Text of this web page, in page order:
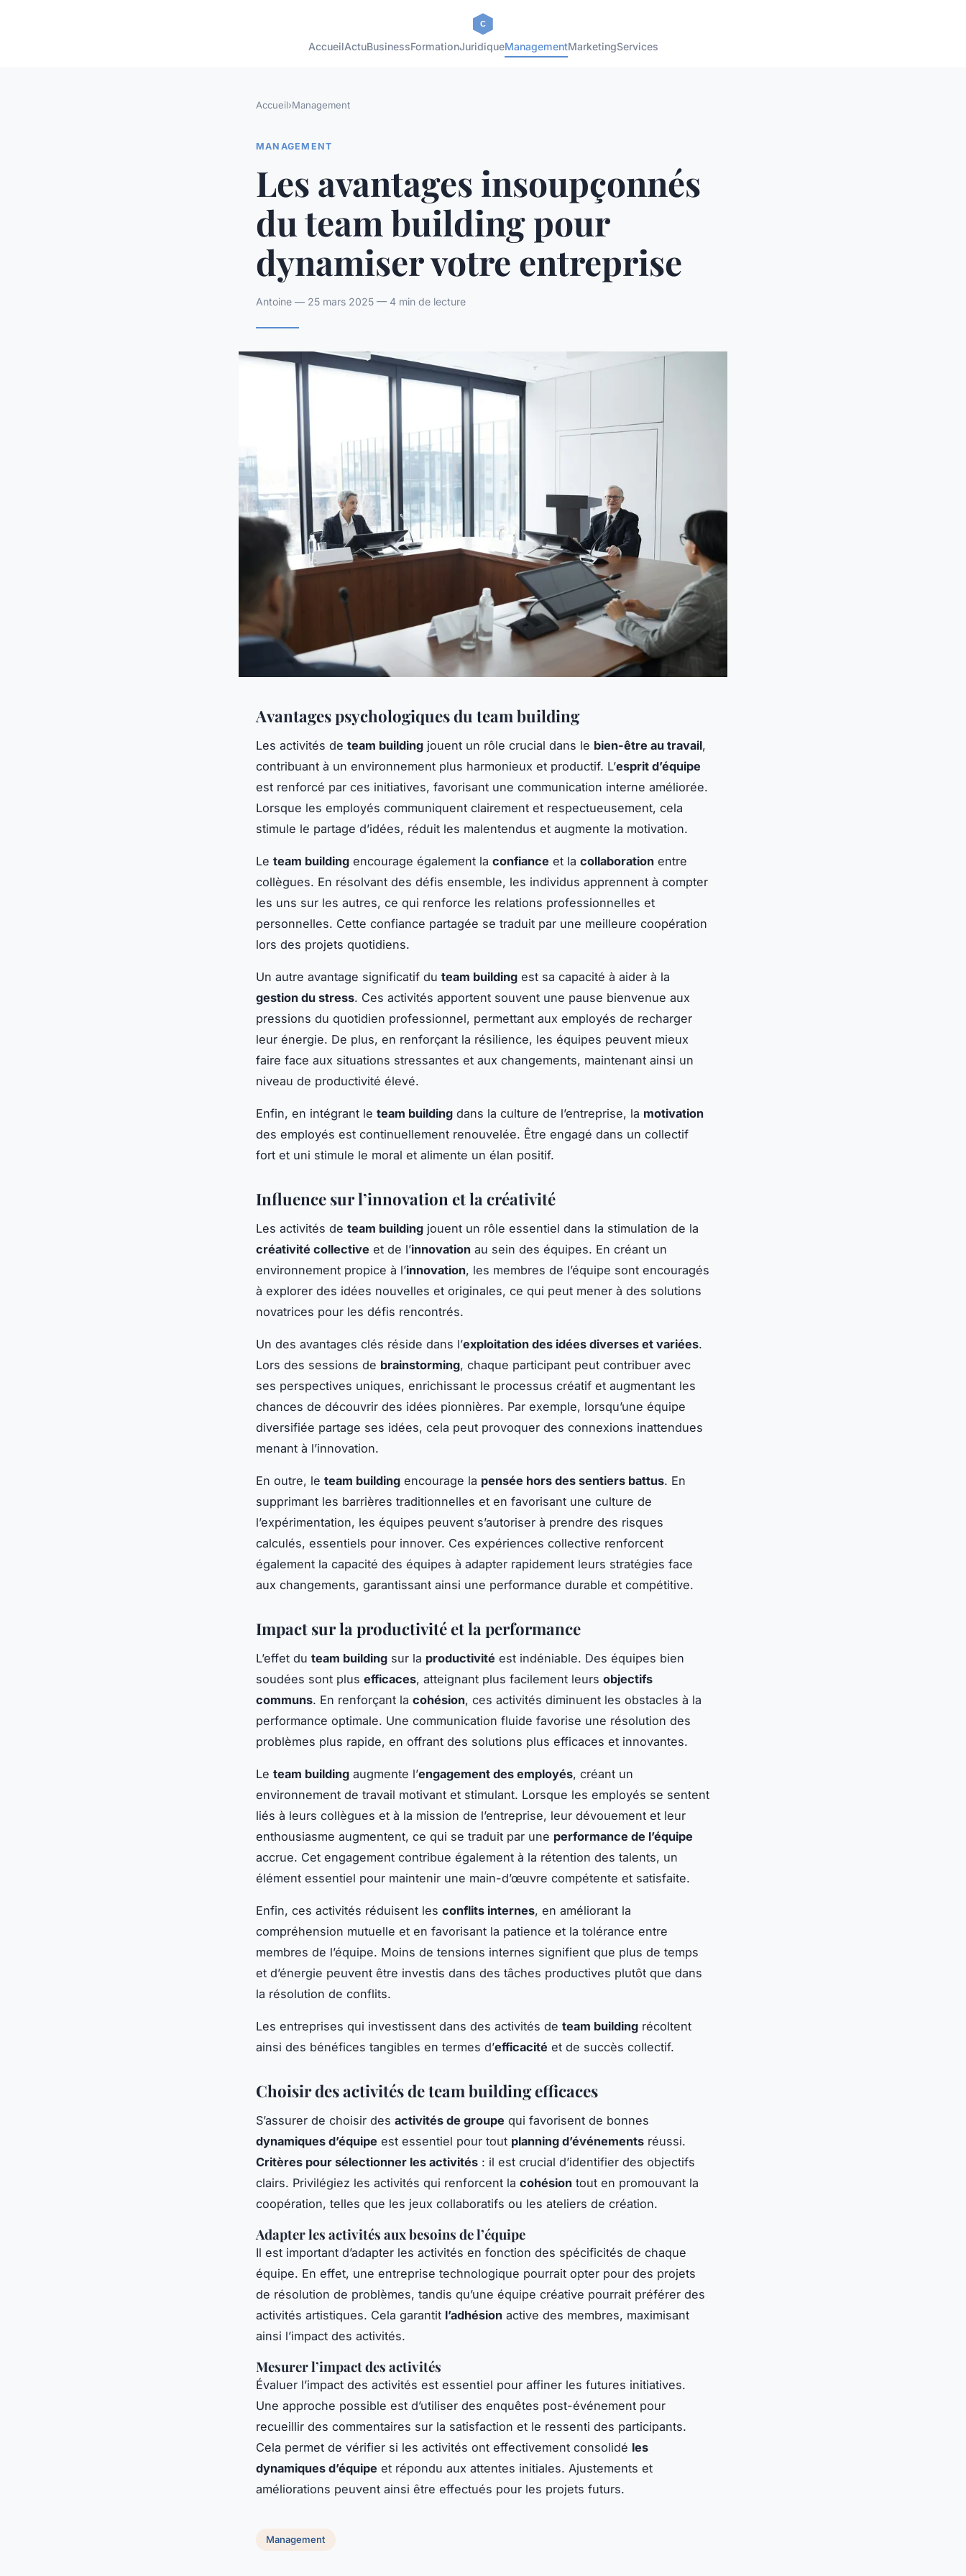
AccueilActuBusinessFormationJuridiqueManagementMarketingServices
Accueil›Management
MANAGEMENT
Les avantages insoupçonnés
du team building pour
dynamiser votre entreprise
Antoine — 25 mars 2025 — 4 min de lecture
Avantages psychologiques du team building
Les activités de team building jouent un rôle crucial dans le bien-être au travail,
contribuant à un environnement plus harmonieux et productif. L’esprit d’équipe
est renforcé par ces initiatives, favorisant une communication interne améliorée.
Lorsque les employés communiquent clairement et respectueusement, cela
stimule le partage d’idées, réduit les malentendus et augmente la motivation.
Le team building encourage également la confiance et la collaboration entre
collègues. En résolvant des défis ensemble, les individus apprennent à compter
les uns sur les autres, ce qui renforce les relations professionnelles et
personnelles. Cette confiance partagée se traduit par une meilleure coopération
lors des projets quotidiens.
Un autre avantage significatif du team building est sa capacité à aider à la
gestion du stress. Ces activités apportent souvent une pause bienvenue aux
pressions du quotidien professionnel, permettant aux employés de recharger
leur énergie. De plus, en renforçant la résilience, les équipes peuvent mieux
faire face aux situations stressantes et aux changements, maintenant ainsi un
niveau de productivité élevé.
Enfin, en intégrant le team building dans la culture de l’entreprise, la motivation
des employés est continuellement renouvelée. Être engagé dans un collectif
fort et uni stimule le moral et alimente un élan positif.
Influence sur l’innovation et la créativité
Les activités de team building jouent un rôle essentiel dans la stimulation de la
créativité collective et de l’innovation au sein des équipes. En créant un
environnement propice à l’innovation, les membres de l’équipe sont encouragés
à explorer des idées nouvelles et originales, ce qui peut mener à des solutions
novatrices pour les défis rencontrés.
Un des avantages clés réside dans l’exploitation des idées diverses et variées.
Lors des sessions de brainstorming, chaque participant peut contribuer avec
ses perspectives uniques, enrichissant le processus créatif et augmentant les
chances de découvrir des idées pionnières. Par exemple, lorsqu’une équipe
diversifiée partage ses idées, cela peut provoquer des connexions inattendues
menant à l’innovation.
En outre, le team building encourage la pensée hors des sentiers battus. En
supprimant les barrières traditionnelles et en favorisant une culture de
l’expérimentation, les équipes peuvent s’autoriser à prendre des risques
calculés, essentiels pour innover. Ces expériences collective renforcent
également la capacité des équipes à adapter rapidement leurs stratégies face
aux changements, garantissant ainsi une performance durable et compétitive.
Impact sur la productivité et la performance
L’effet du team building sur la productivité est indéniable. Des équipes bien
soudées sont plus efficaces, atteignant plus facilement leurs objectifs
communs. En renforçant la cohésion, ces activités diminuent les obstacles à la
performance optimale. Une communication fluide favorise une résolution des
problèmes plus rapide, en offrant des solutions plus efficaces et innovantes.
Le team building augmente l’engagement des employés, créant un
environnement de travail motivant et stimulant. Lorsque les employés se sentent
liés à leurs collègues et à la mission de l’entreprise, leur dévouement et leur
enthousiasme augmentent, ce qui se traduit par une performance de l’équipe
accrue. Cet engagement contribue également à la rétention des talents, un
élément essentiel pour maintenir une main-d’œuvre compétente et satisfaite.
Enfin, ces activités réduisent les conflits internes, en améliorant la
compréhension mutuelle et en favorisant la patience et la tolérance entre
membres de l’équipe. Moins de tensions internes signifient que plus de temps
et d’énergie peuvent être investis dans des tâches productives plutôt que dans
la résolution de conflits.
Les entreprises qui investissent dans des activités de team building récoltent
ainsi des bénéfices tangibles en termes d’efficacité et de succès collectif.
Choisir des activités de team building efficaces
S’assurer de choisir des activités de groupe qui favorisent de bonnes
dynamiques d’équipe est essentiel pour tout planning d’événements réussi.
Critères pour sélectionner les activités : il est crucial d’identifier des objectifs
clairs. Privilégiez les activités qui renforcent la cohésion tout en promouvant la
coopération, telles que les jeux collaboratifs ou les ateliers de création.
Adapter les activités aux besoins de l’équipe
Il est important d’adapter les activités en fonction des spécificités de chaque
équipe. En effet, une entreprise technologique pourrait opter pour des projets
de résolution de problèmes, tandis qu’une équipe créative pourrait préférer des
activités artistiques. Cela garantit l’adhésion active des membres, maximisant
ainsi l’impact des activités.
Mesurer l’impact des activités
Évaluer l’impact des activités est essentiel pour affiner les futures initiatives.
Une approche possible est d’utiliser des enquêtes post-événement pour
recueillir des commentaires sur la satisfaction et le ressenti des participants.
Cela permet de vérifier si les activités ont effectivement consolidé les
dynamiques d’équipe et répondu aux attentes initiales. Ajustements et
améliorations peuvent ainsi être effectués pour les projets futurs.
Management